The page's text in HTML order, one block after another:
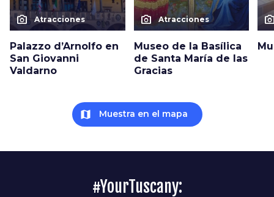
photo_camera Atracciones
Palazzo d’Arnolfo en
San Giovanni
Valdarno
photo_camera Atracciones
Museo de la Basílica
de Santa María de las
Gracias
map Muestra en el mapa
#YourTuscany: